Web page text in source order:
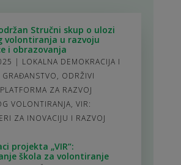
Stručni skup o ulozi
volontiranja u razvoju
i obrazovanja
| LOKALNA DEMOKRACIJA I
, ODRŽIVI
PLATFORMA ZA RAZVOJ
VOLONTIRANJA, VIR:
ZA INOVACIJU I RAZVOJ
projekta „VIR“:
škola za volontiranje